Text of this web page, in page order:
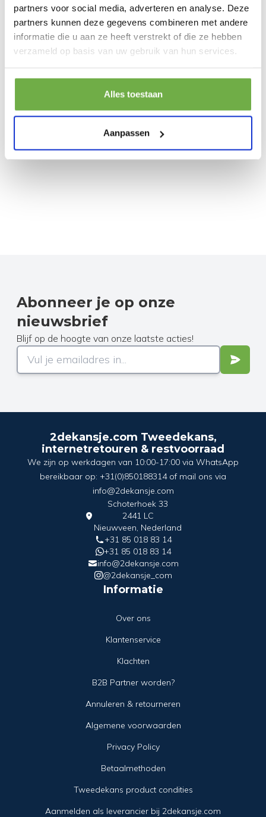
partners voor social media, adverteren en analyse. Deze
partners kunnen deze gegevens combineren met andere
informatie die u aan ze heeft verstrekt of die ze hebben
verzameld op basis van uw gebruik van hun services.
Alles toestaan
Aanpassen
Gerelateerde producten
RESTVOORRAAD
Sportana Hometrainer Eagle 4 -
€ 169,99
Abonneer je op onze
nieuwsbrief
Blijf op de hoogte van onze laatste acties!
2dekansje.com Tweedekans,
internetretouren & restvoorraad
We zijn op werkdagen van 10:00-17:00 via WhatsApp
bereikbaar op: +31(0)850188314 of mail ons via
info@2dekansje.com
Schoterhoek 33
2441 LC
Nieuwveen, Nederland
+31 85 018 83 14
+31 85 018 83 14
info@2dekansje.com
@2dekansje_com
Informatie
Over ons
Klantenservice
Klachten
B2B Partner worden?
Annuleren & retourneren
Algemene voorwaarden
Privacy Policy
Betaalmethoden
Tweedekans product condities
Aanmelden als leverancier bij 2dekansje.com